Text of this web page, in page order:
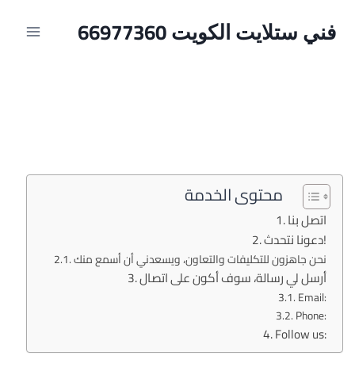
فني ستلايت الكويت 66977360
محتوى الخدمة
اتصل بنا
دعونا نتحدث!
نحن جاهزون للتكليفات والتعاون، ويسعدني أن أسمع منك
أرسل لي رسالة، سوف أكون على اتصال
Email:
Phone:
Follow us: